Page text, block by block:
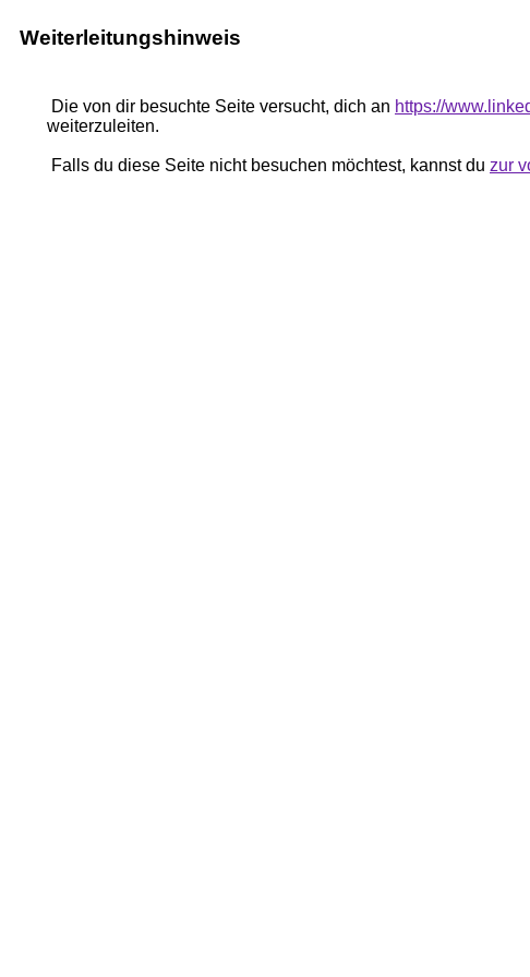
Weiterleitungshinweis
Die von dir besuchte Seite versucht, dich an https://
weiterzuleiten.
Falls du diese Seite nicht besuchen möchtest, kannst du zur